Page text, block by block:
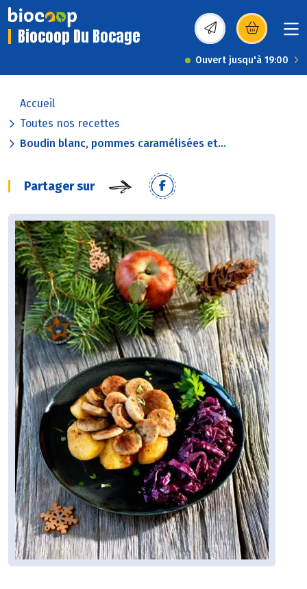
Biocoop Du Bocage (s’ouvre dans une
Ouvert jusqu'à 19:00
Accueil
Toutes nos recettes
Boudin blanc, pommes caramélisées et...
Partager sur